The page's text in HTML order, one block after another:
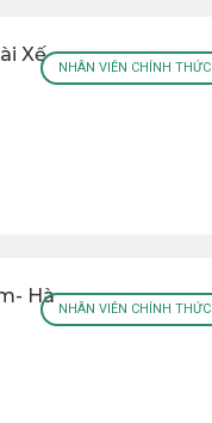
Xế
NHÂN VIÊN CHÍNH THỨC
Hà
NHÂN VIÊN CHÍNH THỨC